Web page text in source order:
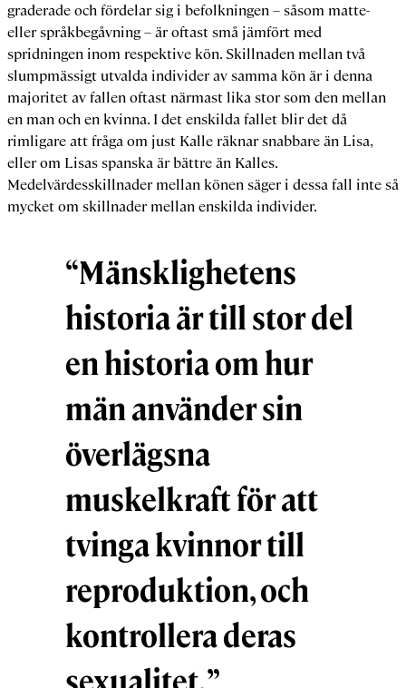
graderade och fördelar sig i befolkningen – såsom matte-
eller språkbegåvning – är oftast små jämfört med
spridningen inom respektive kön. Skillnaden mellan två
slumpmässigt utvalda individer av samma kön är i denna
majoritet av fallen oftast närmast lika stor som den mellan
en man och en kvinna. I det enskilda fallet blir det då
rimligare att fråga om just Kalle räknar snabbare än Lisa,
eller om Lisas spanska är bättre än Kalles.
Medelvärdesskillnader mellan könen säger i dessa fall inte så
mycket om skillnader mellan enskilda individer.
“Mänsklighetens
historia är till stor del
en historia om hur
män använder sin
överlägsna
muskelkraft för att
tvinga kvinnor till
reproduktion, och
kontrollera deras